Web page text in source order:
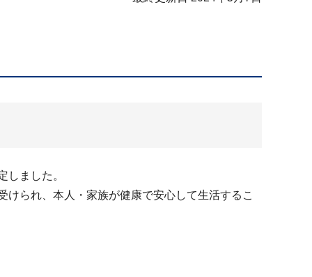
ました。
られ、本人・家族が健康で安心して生活するこ